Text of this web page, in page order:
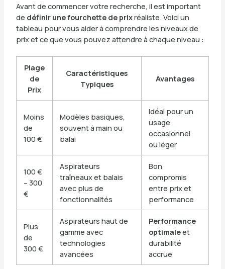
Avant de commencer votre recherche, il est important
de définir une fourchette de prixréaliste. Voici un
tableau pour vous aider à comprendre les niveaux de
prix et ce que vous pouvez attendre à chaque niveau :
Plage
de
Prix
Caractéristiques
Typiques
Avantages
Moins
de
100 €
Modèles basiques,
souvent à main ou
balai
Idéal pour un
usage
occasionnel
ou léger
100 €
– 300
€
Aspirateurs
traîneaux et balais
avec plus de
fonctionnalités
Bon
compromis
entre prix et
performance
Plus
de
300 €
Aspirateurs haut de
gamme avec
technologies
avancées
Performance
optimaleet
durabilité
accrue